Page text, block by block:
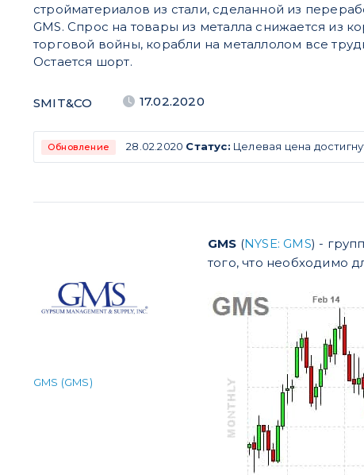
стройматериалов из стали, сделанной из
GMS. Спрос на товары из металла снижается из
торговой войны, корабли на металлолом все
Остается шорт.
SMIT&CO 17.02.2020
Обновление 28.02.2020 Статус: Целевая цена
GMS (GMS)
GMS (NYSE: GMS) -
того, что необходимо